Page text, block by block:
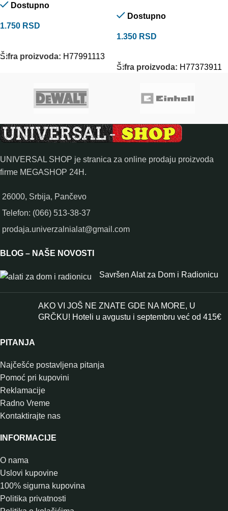
Dostupno
1.750 RSD
Šifra proizvoda: H77991113
Dostupno
1.350 RSD
Šifra proizvoda: H77373911
UNIVERSAL SHOP je stranica za online prodaju proizvoda
firme MEGASHOP 24H.
26000, Srbija, Pančevo
Telefon: (066) 513-38-37
prodaja.univerzalnialat@gmail.com
BLOG – NAŠE NOVOSTI
Savršen Alat za Dom i Radionicu
AKO VI JOŠ NE ZNATE GDE NA MORE, U
GRČKU! Hoteli u avgustu i septembru već od 415€
PITANJA
Najčešće postavljena pitanja
Pomoć pri kupovini
Reklamacije
Radno Vreme
Kontaktirajte nas
INFORMACIJE
O nama
Uslovi kupovine
100% sigurna kupovina
Politika privatnosti